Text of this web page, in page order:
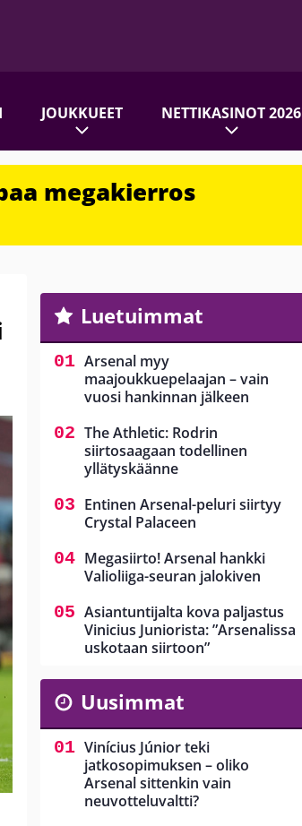
JOUKKUEET NETTIKASINOT 2026
megakierros
Luetuimmat
Arsenal myy
maajoukkuepelaajan – vain
vuosi hankinnan jälkeen
The Athletic: Rodrin
siirtosaagaan todellinen
yllätyskäänne
Entinen Arsenal-peluri siirtyy
Crystal Palaceen
Megasiirto! Arsenal hankki
Valioliiga-seuran jalokiven
Asiantuntijalta kova paljastus
Vinicius Juniorista: ”Arsenalissa
uskotaan siirtoon”
Uusimmat
Vinícius Júnior teki
jatkosopimuksen – oliko
Arsenal sittenkin vain
neuvotteluvaltti?